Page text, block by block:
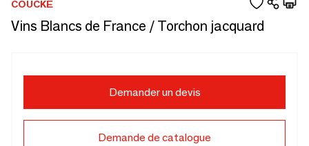
COUCKE
Vins Blancs de France / Torchon jacquard
Demander un devis
Demande de catalogue